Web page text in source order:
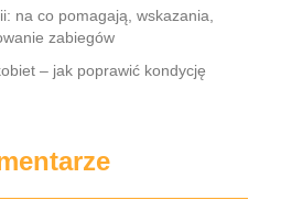
na co pomagają, wskazania,
zabiegów
– jak poprawić kondycję